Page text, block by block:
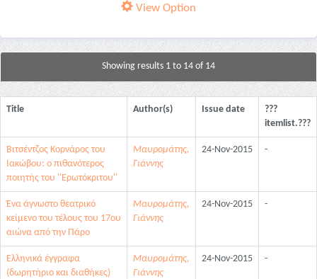
View Option
Showing results 1 to 14 of 14
Title Author(s) Issue date
???
itemlist.???
Βιτσέντζος Κορνάρος του
Ιακώβου: ο πιθανότερος
ποιητής του ''Ερωτόκριτου''
Μαυρομάτης,
Γιάννης
24-Nov-2015 -
Ένα άγνωστο θεατρικό
κείμενο του τέλους του 17ου
αιώνα από την Πάρο
Μαυρομάτης,
Γιάννης
24-Nov-2015 -
Ελληνικά έγγραφα
(δωρητήριο και διαθήκες)
Μαυρομάτης,
Γιάννης
24-Nov-2015 -